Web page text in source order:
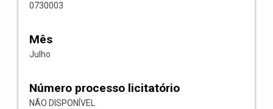
0730003
Mês
Julho
Número processo licitatório
NÃO DISPONÍVEL